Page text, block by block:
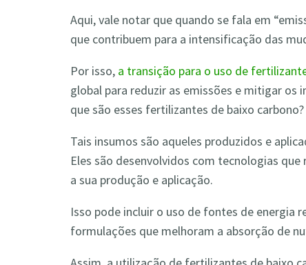
Aqui, vale notar que quando se fala em
que contribuem para a intensificação das
Por isso, a transição para o uso de
global para reduzir as emissões e mitigar os
que são esses fertilizantes de baixo carbono?
Tais insumos são aqueles produzidos e
Eles são desenvolvidos com tecnologias
a sua produção e aplicação.
Isso pode incluir o uso de fontes de energia
formulações que melhoram a absorção de